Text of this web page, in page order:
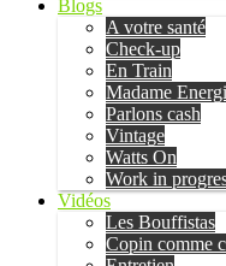
Blogs
A votre santé
Check-up
En Train
Madame
Parlons cash
Vintage
Watts On
Work in
Vidéos
Les Bouffistas
Copin comme